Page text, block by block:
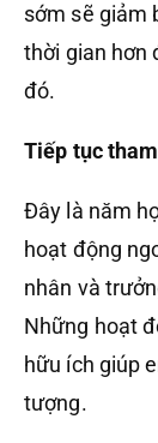
sớm sẽ giảm
thời gian hơn
đó.
Tiếp tục
Đây là năm
hoạt động
nhân và
Những hoạt
hữu ích giúp
tượng.